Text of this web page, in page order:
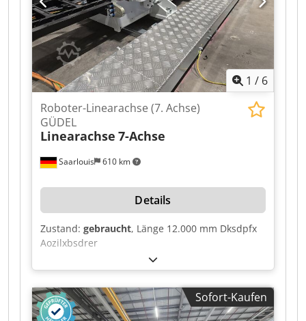
1 / 6
Saarlouis 610 km
Roboter-Linearachse (7. Achse)
GÜDEL
Linearachse 7-Achse
Details
Zustand: gebraucht, Länge 12.000 mm Dksdpfx
Aozilxbsdrer
Sofort-Kaufen